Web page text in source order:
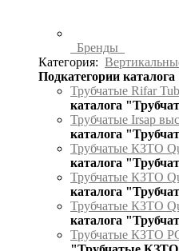
Бренды
Категория:
Подкатегории
Трубчатые Rifar
каталога
Трубчатые Irsap
каталога
Трубчатые КЗТО
каталога
Трубчатые КЗТО
каталога
Трубчатые КЗТО
каталога
Трубчатые КЗТО